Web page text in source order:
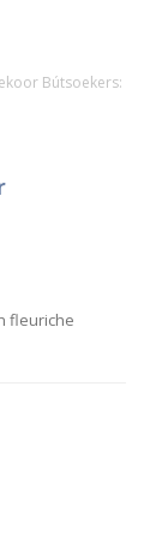
Bútsoekers:
fleuriche